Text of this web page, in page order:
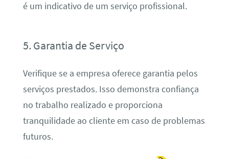
é um indicativo de um serviço profissional.
5. Garantia de Serviço
Verifique se a empresa oferece garantia pelos
serviços prestados. Isso demonstra confiança
no trabalho realizado e proporciona
tranquilidade ao cliente em caso de problemas
futuros.